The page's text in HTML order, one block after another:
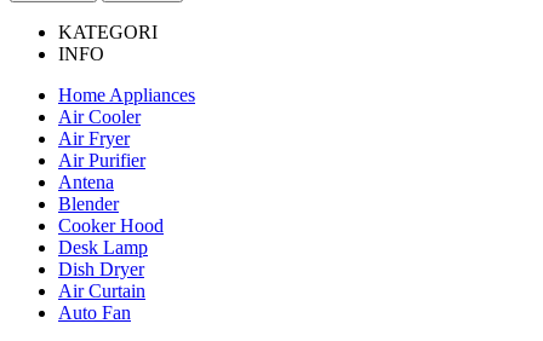
KATEGORI
INFO
Home Appliances
Air Cooler
Air Fryer
Air Purifier
Antena
Blender
Cooker Hood
Desk Lamp
Dish Dryer
Air Curtain
Auto Fan